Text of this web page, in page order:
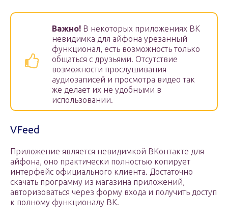
Важно! В некоторых приложениях ВК
невидимка для айфона урезанный
функционал, есть возможность только
общаться с друзьями. Отсутствие
возможности прослушивания
аудиозаписей и просмотра видео так
же делает их не удобными в
использовании.
VFeed
Приложение является невидимкой ВКонтакте для
айфона, оно практически полностью копирует
интерфейс официального клиента. Достаточно
скачать программу из магазина приложений,
авторизоваться через форму входа и получить доступ
к полному функционалу ВК.